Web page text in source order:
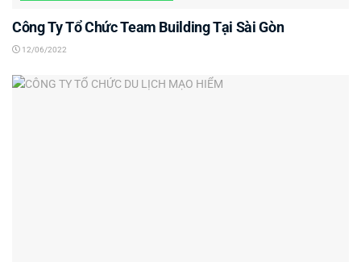
Công Ty Tổ Chức Team Building Tại Sài Gòn
12/06/2022